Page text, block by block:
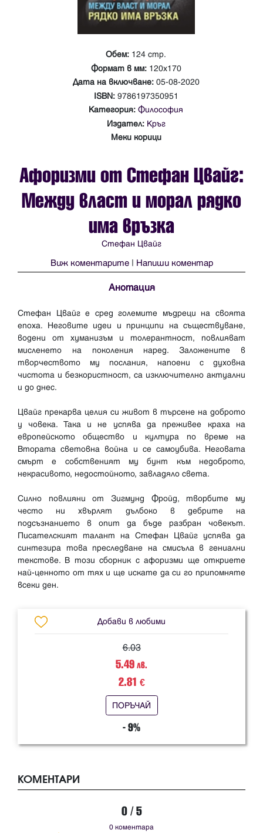
Обем: 124 стр.
Формат в мм: 120х170
Дата на включване: 05-08-2020
ISBN: 9786197350951
Категория: Философия
Издател: Кръг
Меки корици
Афоризми от Стефан Цвайг:
Между власт и морал рядко
има връзка
Стефан Цвайг
Виж коментарите | Напиши коментар
Анотация
Стефан Цвайг е сред големите мъдреци на своята
епоха. Неговите идеи и принципи на съществуване,
водени от хуманизъм и толерантност, повлияват
мисленето на поколения наред. Заложените в
творчеството му послания, напоени с духовна
чистота и безкористност, са изключително актуални
и до днес.
Цвайг прекарва целия си живот в търсене на доброто
у човека. Така и не успява да преживее краха на
европейското общество и култура по време на
Втората световна война и се самоубива. Неговата
смърт е собственият му бунт към недоброто,
некрасивото, недостойното, завладяло света.
Силно повлияни от Зигмунд Фройд, творбите му
често ни хвърлят дълбоко в дебрите на
подсъзнанието в опит да бъде разбран човекът.
Писателският талант на Стефан Цвайг успява да
синтезира това преследване на смисъла в гениални
текстове. В този сборник с афоризми ще откриете
най-ценното от тях и ще искате да си го припомняте
Добави в любими
6.03
5.49 лв.
2.81 €
ПОРЪЧАЙ
- 9%
КОМЕНТАРИ
0 / 5
0 коментара